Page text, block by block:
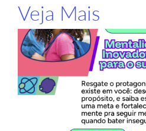
Veja Mais